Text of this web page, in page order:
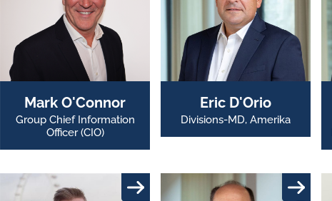
Mark O'Connor
Group Chief Information
Officer (CIO)
Eric D'Orio
Divisions-MD, Amerika